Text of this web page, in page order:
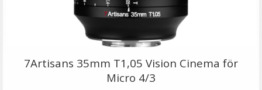
7Artisans 35mm T1,05 Vision Cinema för
Micro 4/3